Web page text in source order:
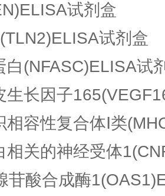
试剂盒
试剂盒
白(NFASC)ELISA试
生长因子
容性复合体Ⅰ类
相关的神经受体
苷酸合成酶